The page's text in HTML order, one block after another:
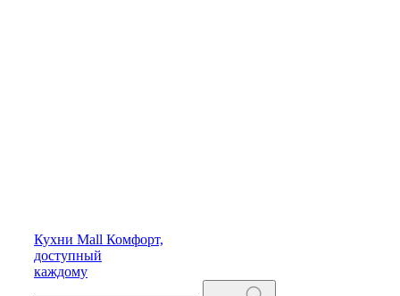
Кухни Mall Комфорт,
доступный
каждому